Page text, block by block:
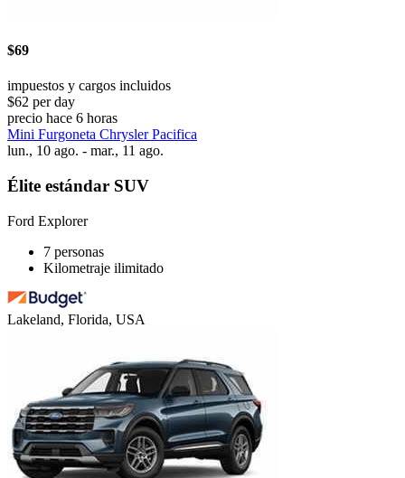
$69
impuestos y cargos incluidos
$62 per day
precio hace 6 horas
Mini Furgoneta Chrysler Pacifica
lun., 10 ago. - mar., 11 ago.
Élite estándar SUV
Ford Explorer
7 personas
Kilometraje ilimitado
Lakeland, Florida, USA